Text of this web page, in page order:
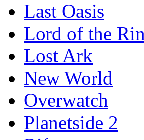
Last Oasis
Lord of the
Lost Ark
New World
Overwatch
Planetside 2